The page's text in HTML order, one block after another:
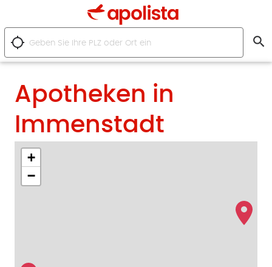
location_searching search
Apotheken in
Immenstadt
+
−